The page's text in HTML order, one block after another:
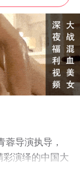
导演执导，
彩演绎的中国大